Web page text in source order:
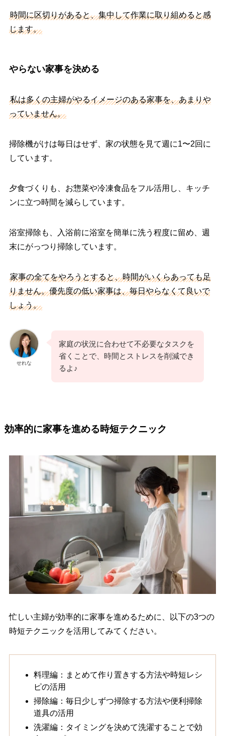
時間に区切りがあると、集中して作業に取り組めると感
じます。
やらない家事を決める
私は多くの主婦がやるイメージのある家事を、あまりや
っていません。
掃除機がけは毎日はせず、家の状態を見て週に1〜2回に
しています。
夕食づくりも、お惣菜や冷凍食品をフル活用し、キッチ
ンに立つ時間を減らしています。
浴室掃除も、入浴前に浴室を簡単に洗う程度に留め、週
末にがっつり掃除しています。
家事の全てをやろうとすると、時間がいくらあっても足
りません。優先度の低い家事は、毎日やらなくて良いで
しょう。
せれな
家庭の状況に合わせて不必要なタスクを
省くことで、時間とストレスを削減でき
るよ♪
効率的に家事を進める時短テクニック
忙しい主婦が効率的に家事を進めるために、以下の3つの
時短テクニックを活用してみてください。
料理編：まとめて作り置きする方法や時短レシ
ピの活用
掃除編：毎日少しずつ掃除する方法や便利掃除
道具の活用
洗濯編：タイミングを決めて洗濯することで効